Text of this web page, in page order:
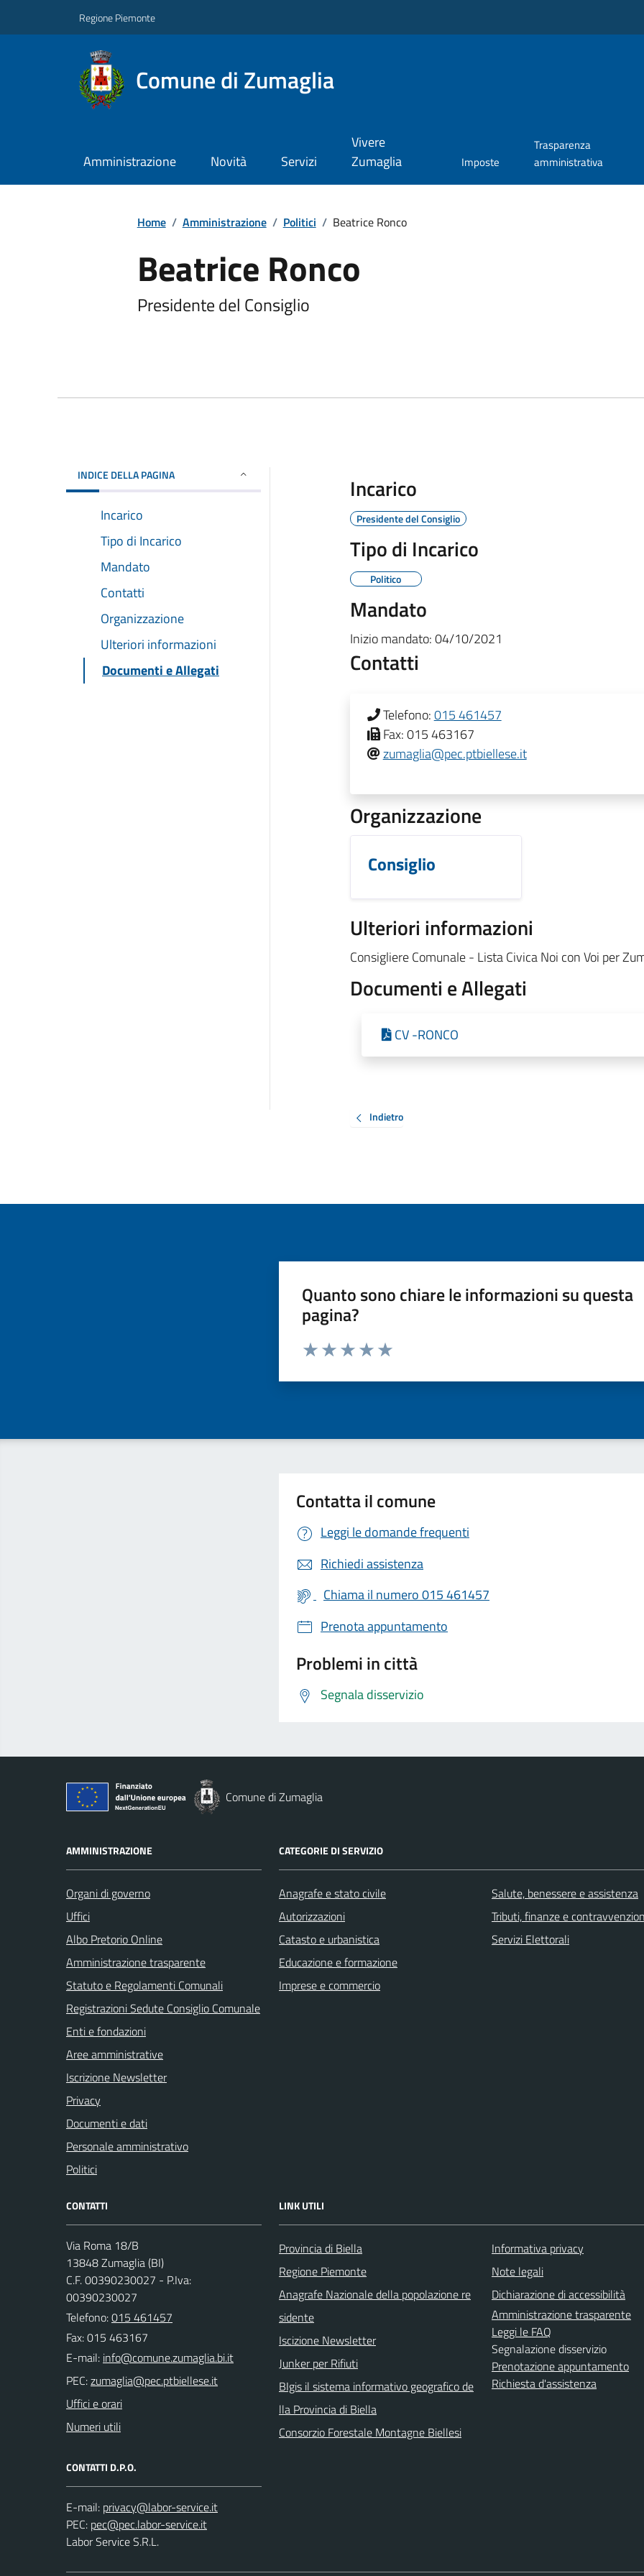
Regione Piemonte
Comune di Zumaglia
Amministrazione Novità Servizi
Vivere
Zumaglia
Imposte
Trasparenza
amministrativa
Home / Amministrazione / Politici / Beatrice Ronco
Beatrice Ronco
Presidente del Consiglio
INDICE DELLA PAGINA
Incarico
Tipo di Incarico
Mandato
Contatti
Organizzazione
Ulteriori informazioni
Documenti e Allegati
Incarico
Presidente del Consiglio
Tipo di Incarico
Politico
Mandato
Inizio mandato:04/10/2021
Contatti
Telefono:015 461457
Fax:015 463167
zumaglia@pec.ptbiellese.it
Organizzazione
Consiglio
Ulteriori informazioni
Consigliere Comunale - Lista Civica Noi con Voi per
Documenti e Allegati
CV -RONCO
Indietro
Quanto sono chiare le informazioni su questa
pagina?
Valuta da 1 a 5 stelle la pagina
Contatta il comune
Leggi le domande frequenti
Richiedi assistenza
Chiama il numero 015 461457
Prenota appuntamento
Problemi in città
Segnala disservizio
Comune di Zumaglia
AMMINISTRAZIONE
Organi di governo
Uffici
Albo Pretorio Online
Amministrazione trasparente
Statuto e Regolamenti Comunali
Registrazioni Sedute Consiglio Comunale
Enti e fondazioni
Aree amministrative
Iscrizione Newsletter
Privacy
Documenti e dati
Personale amministrativo
Politici
CATEGORIE DI SERVIZIO
Anagrafe e stato civile
Autorizzazioni
Catasto e urbanistica
Educazione e formazione
Imprese e commercio
Salute, benessere e assistenza
Tributi, finanze e
Servizi Elettorali
CONTATTI
Via Roma 18/B
13848 Zumaglia (BI)
C.F. 00390230027 - P.Iva:
00390230027
Telefono:015 461457
Fax: 015 463167
E-mail:
PEC:
Uffici e orari
Numeri utili
CONTATTI D.P.O.
E-mail:
PEC:
Labor Service S.R.L.
LINK UTILI
Provincia di Biella
Regione Piemonte
Anagrafe Nazionale della popolazione re
sidente
Iscizione Newsletter
Junker per Rifiuti
BIgis il sistema informativo geografico de
lla Provincia di Biella
Consorzio Forestale Montagne Biellesi
Informativa privacy
Note legali
Dichiarazione di accessibilità
Amministrazione trasparente
Leggi le FAQ
Segnalazione disservizio
Prenotazione appuntamento
Richiesta d'assistenza